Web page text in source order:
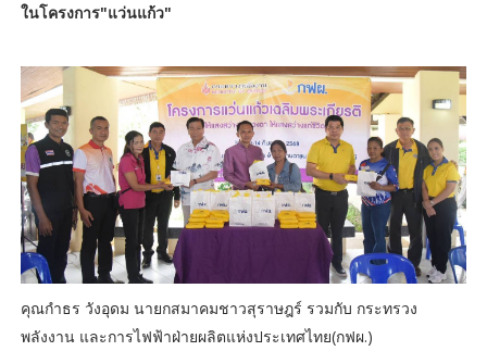
ในโครงการ​"แว่นแก้ว"
คุณกำธร วังอุดม นายกสมาคมชาวสุราษฎร์ รวมกับ กระทรวง
พลังงาน​ และการไฟฟ้าฝ่ายผลิต​แห่งประเทศไทย​(กฟผ.)​